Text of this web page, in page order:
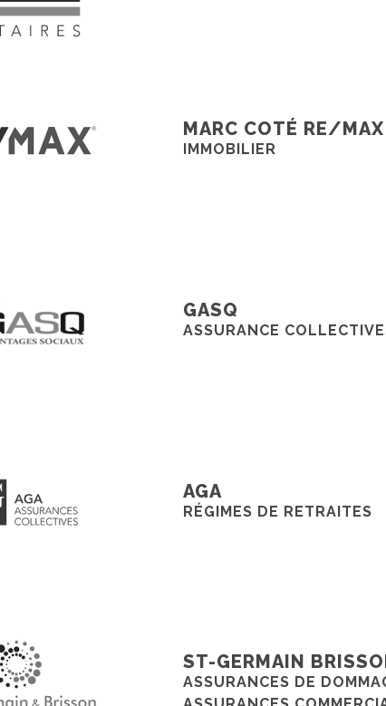
MARC COTÉ RE/MAX
IMMOBILIER
GASQ
ASSURANCE
AGA
RÉGIMES DE RETRAITES
ST-GERMAIN
ASSURANCES DE